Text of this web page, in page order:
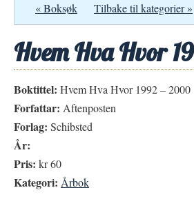
« Boksøk Tilbake til kategorier »
Hvem Hva Hvor
Boktittel: Hvem Hva Hvor 1992 – 2000
Forfattar: Aftenposten
Forlag: Schibsted
År:
Pris: kr 60
Kategori: Årbok